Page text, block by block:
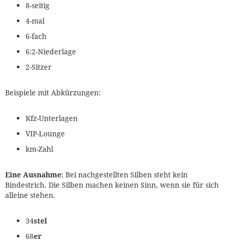
8-seitig
4-mal
6-fach
6:2-Niederlage
2-Sitzer
Beispiele mit Abkürzungen:
Kfz-Unterlagen
VIP-Lounge
km-Zahl
Eine Ausnahme: Bei nachgestellten Silben steht kein
Bindestrich. Die Silben machen keinen Sinn, wenn sie für sich
alleine stehen.
34stel
68er